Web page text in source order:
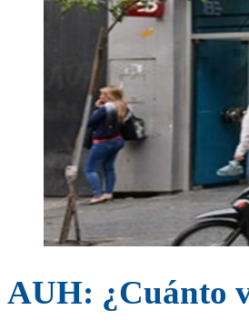
AUH: ¿Cuánto